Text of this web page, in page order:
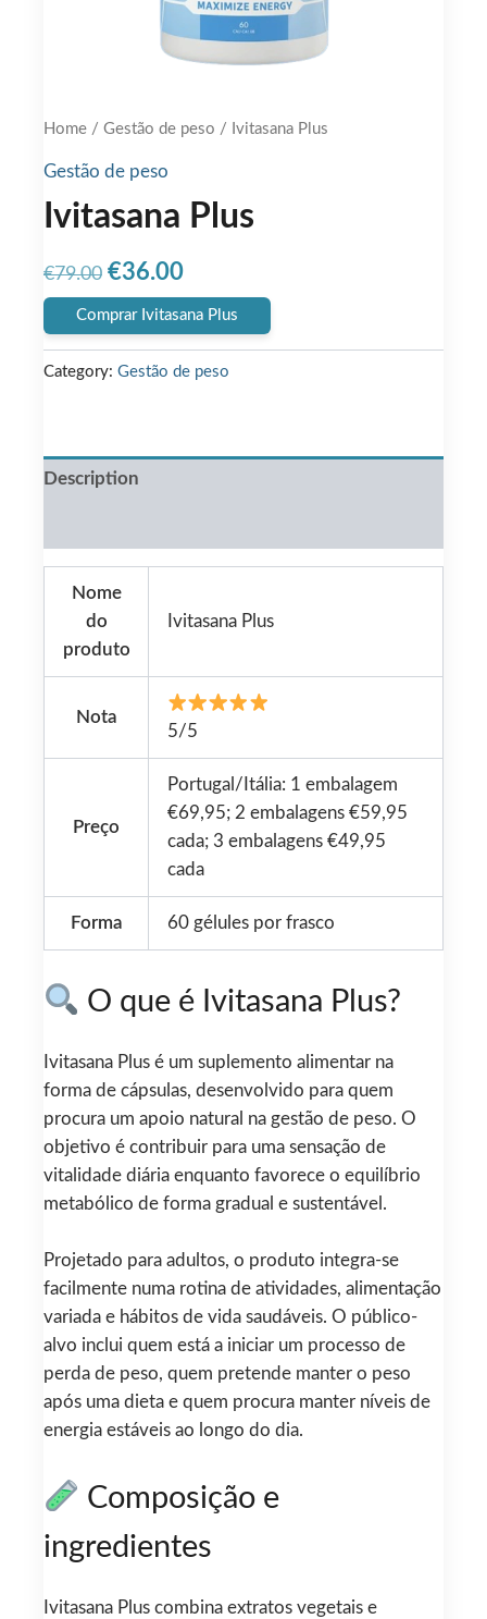
Home / Gestão de peso / Ivitasana Plus
Gestão de peso
Ivitasana Plus
€79.00 Original
price
was:
€36.00Current
price
is:
€36.00.
Comprar Ivitasana Plus
Category: Gestão de peso
Description
Nome
do
produto
Ivitasana Plus
Nota
5/5
Preço
Portugal/Itália: 1 embalagem
€69,95; 2 embalagens €59,95
cada; 3 embalagens €49,95
cada
Forma 60 gélules por frasco
O que é Ivitasana Plus?
Ivitasana Plus é um suplemento alimentar na
forma de cápsulas, desenvolvido para quem
procura um apoio natural na gestão de peso. O
objetivo é contribuir para uma sensação de
vitalidade diária enquanto favorece o equilíbrio
metabólico de forma gradual e sustentável.
Projetado para adultos, o produto integra-se
facilmente numa rotina de atividades, alimentação
variada e hábitos de vida saudáveis. O público-
alvo inclui quem está a iniciar um processo de
perda de peso, quem pretende manter o peso
após uma dieta e quem procura manter níveis de
energia estáveis ao longo do dia.
Composição e
ingredientes
Ivitasana Plus combina extratos vegetais e